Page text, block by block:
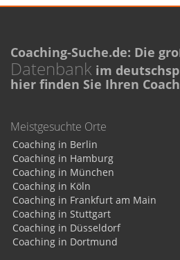
Coaching-Suche.de: Die
Datenbank im
hier finden Sie Ihren Coach
Meistgesuchte Orte
Coaching in Berlin
Coaching in Hamburg
Coaching in München
Coaching in Köln
Coaching in Frankfurt am Main
Coaching in Stuttgart
Coaching in Düsseldorf
Coaching in Dortmund